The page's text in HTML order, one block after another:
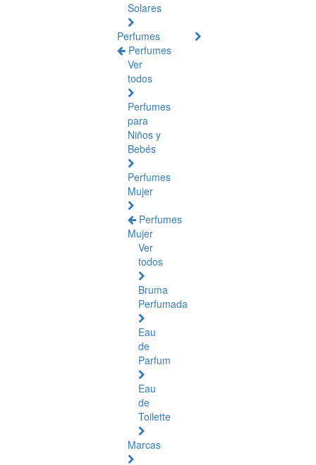
Solares
Perfumes
Perfumes
Ver
todos
Perfumes
para
Niños y
Bebés
Perfumes
Mujer
Perfumes
Mujer
Ver
todos
Bruma
Perfumada
Eau
de
Parfum
Eau
de
Toilette
Marcas